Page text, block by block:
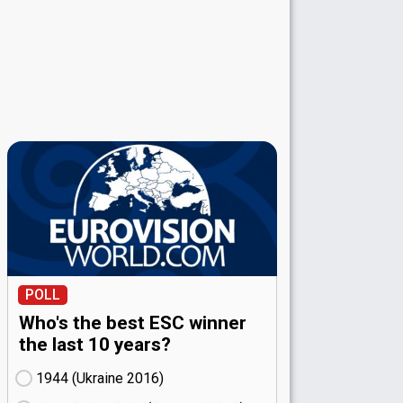
POLL
Who's the best ESC winner
the last 10 years?
1944 (Ukraine
16)